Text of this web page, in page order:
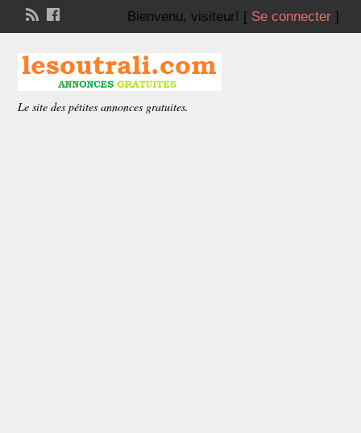
Bienvenu, visiteur! [ Se connecter]
Le site des pétites annonces gratuites.